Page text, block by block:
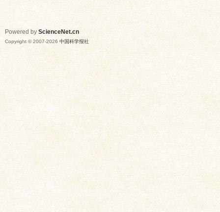
Powered by ScienceNet.cn
Copyright © 2007-2026 中国科学报社